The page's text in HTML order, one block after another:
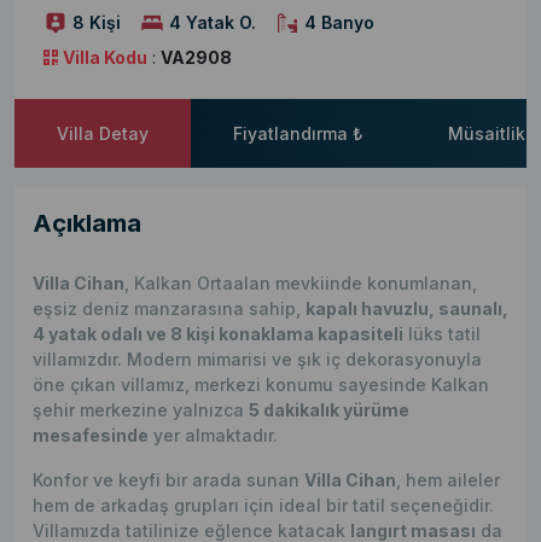
8 Kişi 4 Yatak O.
4 Banyo
Villa Kodu : VA2908
Villa Detay Fiyatlandırma ₺ Müsaitlik
Açıklama
Villa Cihan , Kalkan Ortaalan mevkiinde konumlanan,
eşsiz deniz manzarasına sahip, kapalı havuzlu, saunalı,
4 yatak odalı ve 8 kişi konaklama kapasiteli lüks tatil
villamızdır. Modern mimarisi ve şık iç dekorasyonuyla
öne çıkan villamız, merkezi konumu sayesinde Kalkan
şehir merkezine yalnızca 5 dakikalık yürüme
mesafesinde yer almaktadır.
Konfor ve keyfi bir arada sunan Villa Cihan , hem aileler
hem de arkadaş grupları için ideal bir tatil seçeneğidir.
Villamızda tatilinize eğlence katacak langırt masası da